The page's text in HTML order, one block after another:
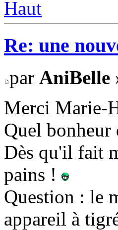
Haut
Re: une
par AniBelle
Merci Marie-
Quel bonheur
Dès qu'il fait
pains !
Question : le
appareil à